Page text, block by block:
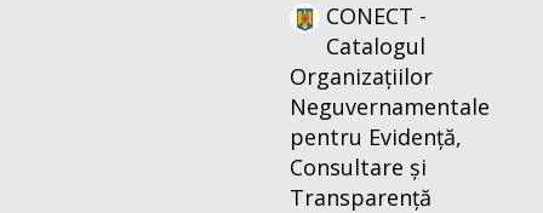
CONECT -
Catalogul
Organizațiilor
Neguvernamentale
pentru Evidență,
Consultare și
Transparență